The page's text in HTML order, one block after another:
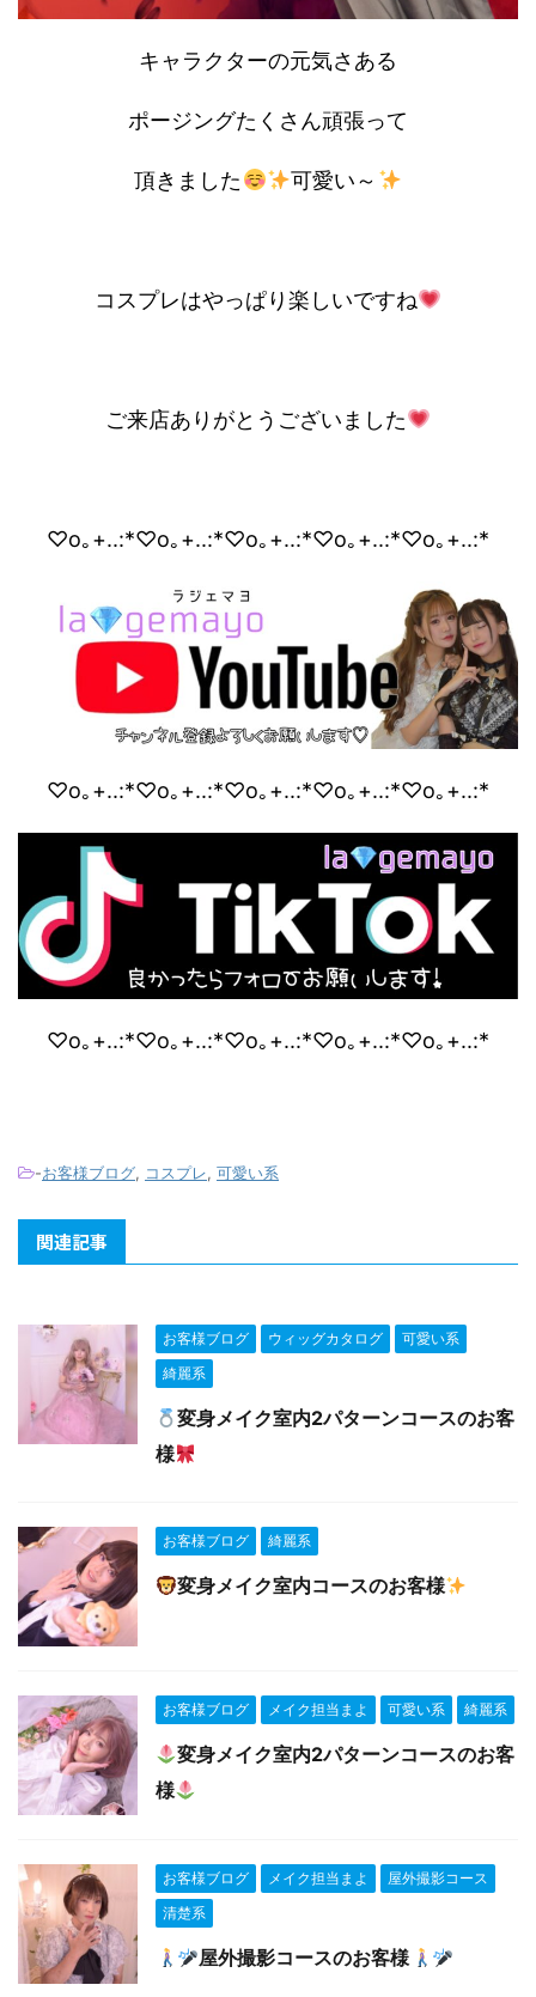
キャラクターの元気さある
ポージングたくさん頑張って
頂きました 可愛い～
コスプレはやっぱり楽しいですね
ご来店ありがとうございました
♡o｡+..:*♡o｡+..:*♡o｡+..:*♡o｡+..:*♡o｡+..:*
♡o｡+..:*♡o｡+..:*♡o｡+..:*♡o｡+..:*♡o｡+..:*
♡o｡+..:*♡o｡+..:*♡o｡+..:*♡o｡+..:*♡o｡+..:*
-お客様ブログ, コスプレ, 可愛い系
関連記事
お客様ブログ ウィッグカタログ
可愛い系
綺麗系
変身メイク室内2パターンコースのお客
様
お客様ブログ 綺麗系
変身メイク室内コースのお客様
お客様ブログ メイク担当まよ 可愛い系 綺麗系
変身メイク室内2パターンコースのお客
様
お客様ブログ メイク担当まよ
屋外撮影コース
清楚系
屋外撮影コースのお客様